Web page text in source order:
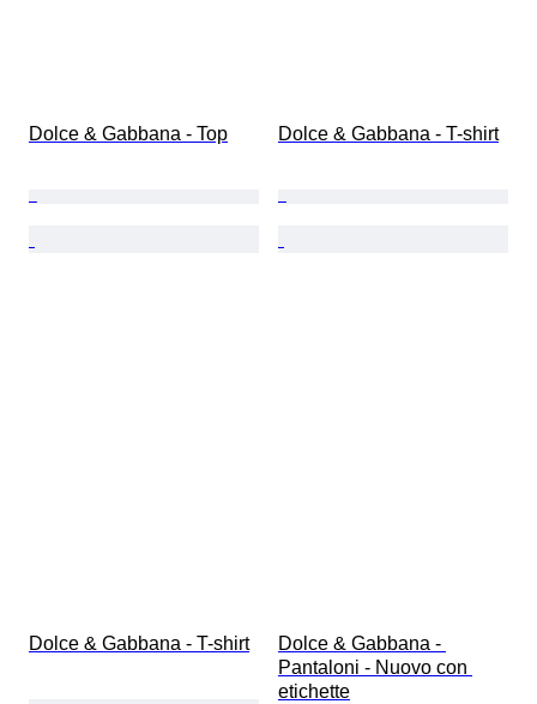
Dolce & Gabbana - Top Dolce & Gabbana - T-shirt
Dolce & Gabbana - T-shirt
Dolce & Gabbana -
Pantaloni - Nuovo con
etichette